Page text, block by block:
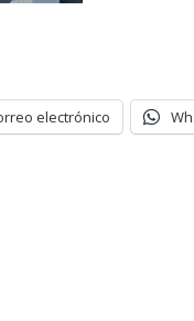
electrónico